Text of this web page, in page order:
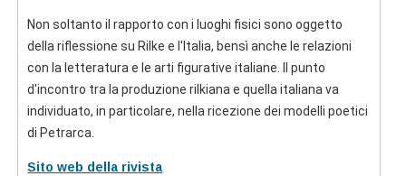
Non soltanto il rapporto con i luoghi fisici sono oggetto
della riflessione su Rilke e l'Italia, bensì anche le relazioni
con la letteratura e le arti figurative italiane. Il punto
d'incontro tra la produzione rilkiana e quella italiana va
individuato, in particolare, nella ricezione dei modelli poetici
di Petrarca.
Sito web della rivista